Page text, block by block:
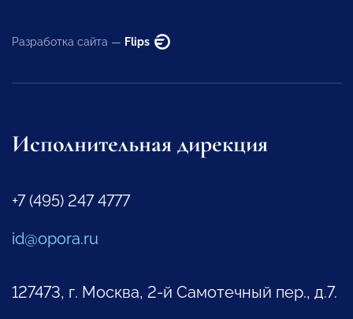
Разработка сайта — Flips
Исполнительная дирекция
+7 (495) 247 4777
id@opora.ru
127473, г. Москва, 2-й Самотечный пер., д.7.